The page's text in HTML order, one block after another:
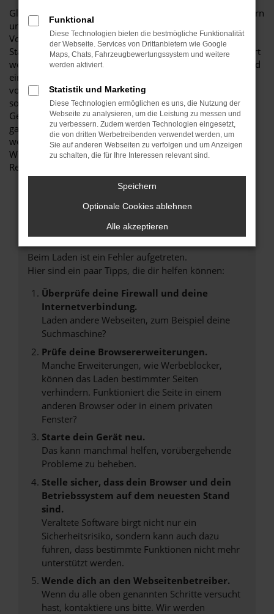
Glückwunsch: der Ford Transit passt perfekt nach Paderborn
und ist ganz sicher das passende Fahrzeug für Sie. Der
Vorteil dieses Modells besteht darin, dass sowohl der
Stadtverkehr als auch längere Strecken souverän gemeistert
werden. Hinzu kommt eine herausragende Ausstattung und
eine enorme Effizienz hinsichtlich der Motorisierung. Wir
von Budde Automobile bieten Ihnen den Ford Transit
sowohl als Neuwagen als auch als EU-Import sowie als
Gebraucht- oder Jahreswagen. Entsprechend haben Sie die
ganz große Auswahl und entscheiden komplett selbst, mit
welchem Modell Sie fortan in Paderborn unterwegs sind.
Wir beraten Sie gerne und stehen Ihnen für all Ihre Fragen
Rede und Antwort.
Fehler: Network Error
Beim Laden ist ein Fehler aufgetreten.
Hier sind ein paar Tipps, die dir helfen können:
Überprüfe deine Firewall und deine
Internetverbindung.
Laden andere Webseiten, zum Beispiel deine
Suchmaschine?
Prüfe deine Browsererweiterungen.
Manche Erweiterungen, wie Werbeblocker,
können das Laden bestimmter Seiten
verhindern. Funktioniert die Seite in einem
anderen Browser oder in einem privaten
Fenster?
Starte dein Gerät neu.
Das kann manchmal helfen, vorübergehende
Probleme zu beheben.
Stelle sicher, dass dein Browser und dein
Betriebssystem auf dem neuesten Stand
sind.
Veraltete Software birgt nicht nur ein
Sicherheitsrisiko, sondern kann auch dazu
führen, dass bestimmte Funktionen nicht mehr
unterstützt werden.
Wende dich an den Webseitenbetreiber.
Wenn du alle oben genannten Schritte versucht
hast, kontaktiere uns bitte. Wir werden
Funktional
Diese Technologien bieten die bestmögliche Funktionalität
der Webseite. Services von Drittanbietern wie Google
Maps, Chats, Fahrzeugbewertungssystem und weitere
werden aktiviert.
Statistik und Marketing
Diese Technologien ermöglichen es uns, die Nutzung der
Webseite zu analysieren, um die Leistung zu messen und
zu verbessern. Zudem werden Technologien eingesetzt,
die von dritten Werbetreibenden verwendet werden, um
Sie auf anderen Webseiten zu verfolgen und um Anzeigen
zu schalten, die für Ihre Interessen relevant sind.
Speichern
Optionale Cookies ablehnen
Alle akzeptieren